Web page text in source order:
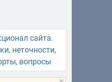
сайта.
неточности,
вопросы